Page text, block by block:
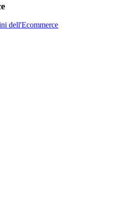
dell'Ecommerce